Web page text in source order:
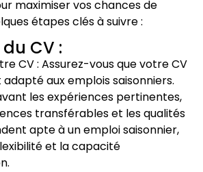
maximiser vos chances de
étapes clés à suivre :
CV :
CV : Assurez-vous que votre CV
aux emplois saisonniers.
les expériences pertinentes,
transférables et les qualités
apte à un emploi saisonnier,
et la capacité